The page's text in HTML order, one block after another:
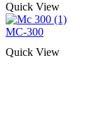
Quick View
MC-300
Quick View